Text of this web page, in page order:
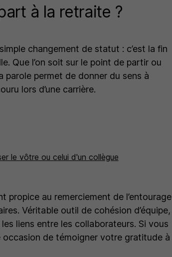
à la retraite ?
changement de statut : c’est la fin
Que l’on soit sur le point de partir ou
parole permet de donner du sens à
lors d’une carrière.
le vôtre ou celui d'un collègue
propice au remerciement de l’entourage
Véritable outil de cohésion d’équipe,
liens entre les collaborateurs. Si vous
occasion de témoigner votre gratitude à